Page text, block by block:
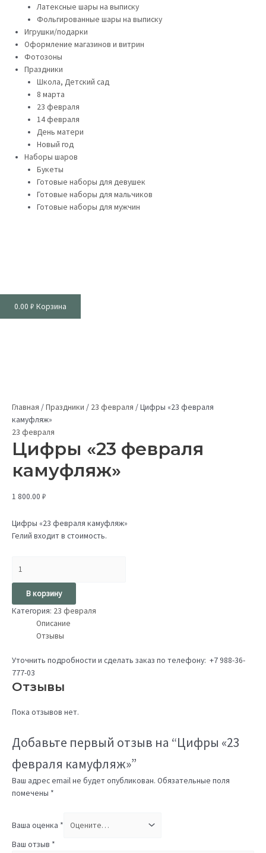
Латексные шары на выписку
Фольгированные шары на выписку
Игрушки/подарки
Оформление магазинов и витрин
Фотозоны
Праздники
Школа, Детский сад
8 марта
23 февраля
14 февраля
День матери
Новый год
Наборы шаров
Букеты
Готовые наборы для девушек
Готовые наборы для мальчиков
Готовые наборы для мужчин
0.00 ₽ Корзина
Главная /Праздники / 23 февраля /Цифры «23 февраля
камуфляж»
23 февраля
Цифры «23 февраля
камуфляж»
1 800.00 ₽
Цифры «23 февраля камуфляж»
Гелий входит в стоимость.
В корзину
Категория: 23 февраля
Описание
Отзывы
Уточнить подробности и сделать заказ по телефону: +7 988-36-
777-03
Отзывы
Пока отзывов нет.
Добавьте первый отзыв на “Цифры «23
февраля камуфляж»”
Ваш адрес email не будет опубликован. Обязательные поля
помечены *
Ваша оценка *
Ваш отзыв *